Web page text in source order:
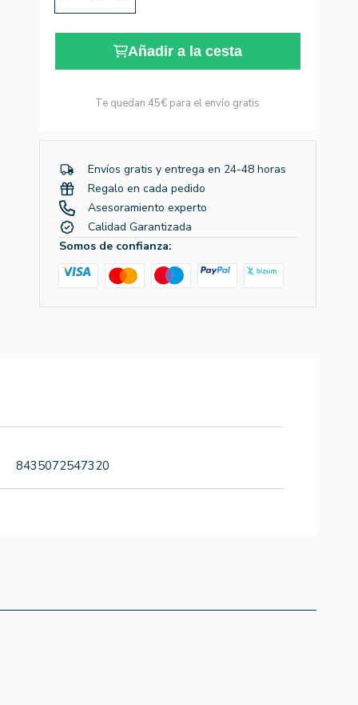
Añadir a la cesta
Te quedan 45€ para el envío gratis
Envíos gratis y entrega en 24-48 horas
Regalo en cada pedido
Asesoramiento experto
Calidad Garantizada
Somos de confianza:
8435072547320